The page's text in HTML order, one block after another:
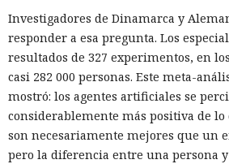
Investigadores de Dinamarca y
responder a esa pregunta. Los
resultados de 327 experimentos, en
casi 282 000 personas. Este meta-
mostró: los agentes artificiales se
considerablemente más positiva de lo
son necesariamente mejores que un
pero la diferencia entre una persona